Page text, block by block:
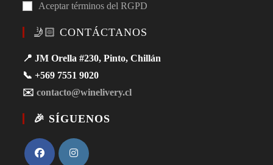
Aceptar términos del RGPD
🤳🏻 CONTÁCTANOS
📍 JM Orella #230, Pinto, Chillán
📞 +569 7551 9020
✉️contacto@winelivery.cl
🎉 SÍGUENOS